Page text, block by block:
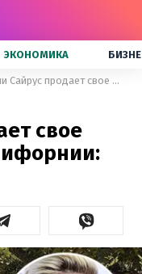
ЭКОНОМИКА
Майли Сайрус продает свое уютное ранчо в Калифорнии: фото поместья
свое